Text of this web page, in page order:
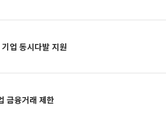
업 동시다발 지원
금융거래 제한